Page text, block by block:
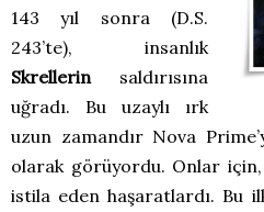
143 yıl sonra (D.S.
243’te), insanlık
Skrellerin saldırısına
uğradı. Bu uzaylı ırk
uzun zamandır Nova
olarak görüyordu. Onlar için,
istila eden haşaratlardı. Bu